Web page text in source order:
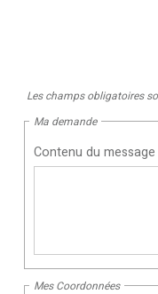
Les champs obligatoires
Ma demande
Contenu du message
Mes Coordonnées